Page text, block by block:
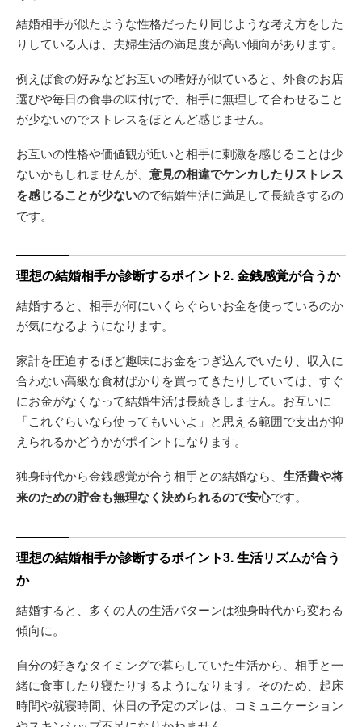
結婚相手が似たような性格だったり同じような考え方をした
りしている人は、夫婦生活の満足度が高い傾向があります。
例えば食の好みなどお互いの嗜好が似ていると、外食のお店
選びや毎日の食事の味付けで、相手に無理して合わせること
が少ないのでストレスをほとんど感じません。
お互いの性格や価値観が近いと相手に刺激を感じることは少
ないかもしれませんが、 意見の相違でケンカしたりストレス
を感じることが少ないので結婚生活に満足して長続きするの
です。
理想の結婚相手か診断するポイント2. 金銭感覚が合うか
結婚すると、相手が何にいくらぐらいお金を使っているのか
が気になるようになります。
家計を圧迫するほど趣味にお金をつぎ込んでいたり、収入に
合わない高級な食材ばかりを買ってきたりしていては、すぐ
にお金がなくなって結婚生活は長続きしません。お互いに
「これぐらいなら使ってもいいよ」と思える範囲で支出が抑
えられるかどうかがポイントになります。
独身時代から金銭感覚が合う相手との結婚なら、 生活費や将
来のための貯金も無理なく決められるので安心です。
理想の結婚相手か診断するポイント3. 生活リズムが合う
か
結婚すると、多くの人の生活パターンは独身時代から変わる
傾向に。
自分の好きなタイミングで暮らしていた生活から、相手と一
緒に食事したり寝たりするようになります。そのため、起床
時間や就寝時間、休日の予定のズレは、コミュニケーション